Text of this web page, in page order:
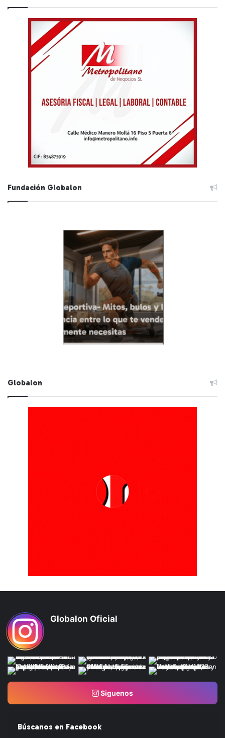
Fundación Globalon
Globalon
Globalon Oficial
Siguenos
Búscanos en Facebook